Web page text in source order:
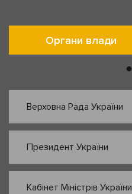
Органи влади
Верховна Рада України
Президент України
Кабінет Міністрів України